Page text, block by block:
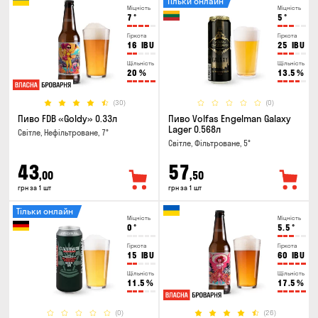
Міцність
7 °
Гіркота
16 IBU
Щільність
20 %
(30)
Пиво FDB «Goldy» 0.33л
Світле, Нефільтроване, 7°
43,00
грн за 1 шт
Міцність
5 °
Гіркота
25 IBU
Щільність
13.5 %
(0)
Пиво Volfas Engelman Galaxy
Lager 0.568л
Світле, Фільтроване, 5°
57,50
грн за 1 шт
Міцність
0 °
Гіркота
15 IBU
Щільність
11.5 %
(0)
Тільки онлайн
Міцність
5.5 °
Гіркота
60 IBU
Щільність
17.5 %
(26)